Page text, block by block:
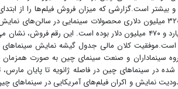
با سینمای آمریکا ۵۰ درصد بهتر و بیشتر است.گزارشی که میزان فروش
مارس مورد بررسی قرار داده، حکایت از فروش ۲ میلیارد و ۳۲۰ میلیون دلاری محصولات
طی همین مدت در سینماهای آمریکا و کانادا، حدود یک میلیارد و ۴۷۰ میلیون دلار
است.موفقیت کلان مالی جدول گیشه نمایش
سینماداران و صنعت سینمای چین به صورت
در سینماهای چین در فاصله ژانویه تا پایان مارس،
نمایش و اکران فیلم‌های آمریکایی در سینماهای